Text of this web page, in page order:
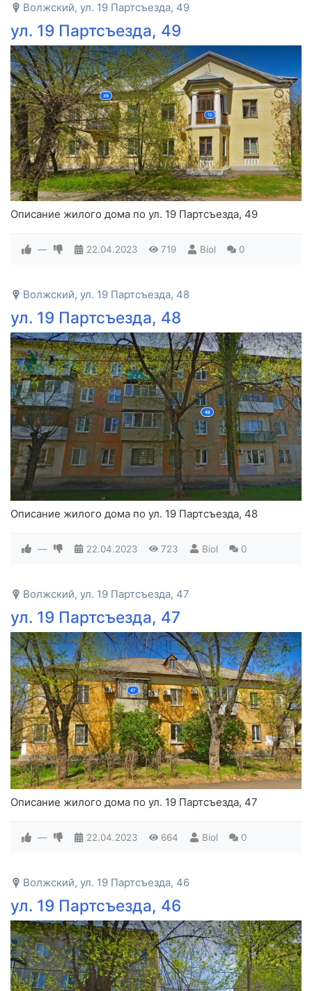
Волжский, ул. 19 Партсъезда, 49
ул. 19 Партсъезда, 49
Описание жилого дома по ул. 19 Партсъезда, 49
— 22.04.2023 719 Biol 0
Волжский, ул. 19 Партсъезда, 48
ул. 19 Партсъезда, 48
Описание жилого дома по ул. 19 Партсъезда, 48
— 22.04.2023 723 Biol 0
Волжский, ул. 19 Партсъезда, 47
ул. 19 Партсъезда, 47
Описание жилого дома по ул. 19 Партсъезда, 47
— 22.04.2023 664 Biol 0
Волжский, ул. 19 Партсъезда, 46
ул. 19 Партсъезда, 46